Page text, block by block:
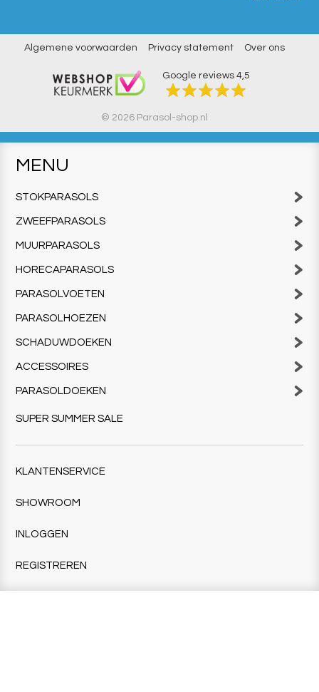
Algemene voorwaarden Privacy statement Over ons
Google reviews 4,5
© 2026 Parasol-shop.nl
MENU
STOKPARASOLS
ZWEEFPARASOLS
MUURPARASOLS
HORECAPARASOLS
PARASOLVOETEN
PARASOLHOEZEN
SCHADUWDOEKEN
ACCESSOIRES
PARASOLDOEKEN
SUPER SUMMER SALE
KLANTENSERVICE
SHOWROOM
INLOGGEN
REGISTREREN